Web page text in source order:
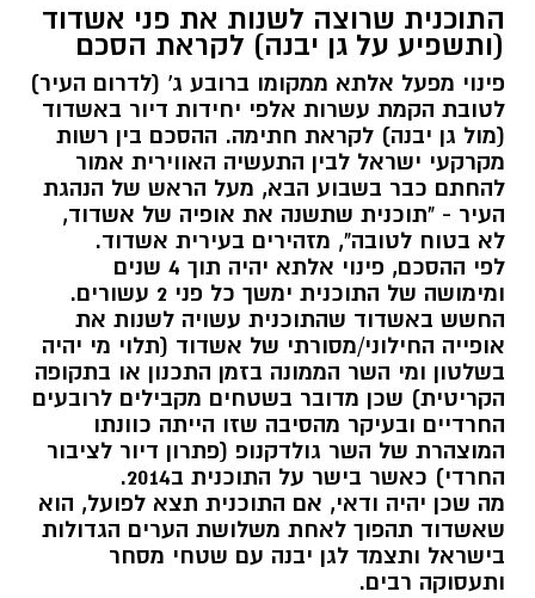
התוכנית שרוצה לשנות את פני אשדוד
(ותשפיע על גן יבנה) לקראת הסכם
פינוי מפעל אלתא ממקומו ברובע ג' (לדרום העיר)
לטובת הקמת עשרות אלפי יחידות דיור באשדוד
(מול גן יבנה) לקראת חתימה. ההסכם בין רשות
מקרקעי ישראל לבין התעשיה האווירית אמור
להחתם כבר בשבוע הבא, מעל הראש של הנהגת
העיר - "תוכנית שתשנה את אופיה של אשדוד,
לא בטוח לטובה", מזהירים בעירית אשדוד.
לפי ההסכם, פינוי אלתא יהיה תוך 4 שנים
ומימושה של התוכנית ימשך כל פני 2 עשורים.
החשש באשדוד שהתוכנית עשויה לשנות את
אופייה החילוני/מסורתי של אשדוד (תלוי מי יהיה
בשלטון ומי השר הממונה בזמן התכנון או בתקופה
הקריטית) שכן מדובר בשטחים מקבילים לרובעים
החרדיים ובעיקר מהסיבה שזו הייתה כוונתו
המוצהרת של השר גולדקנופ (פתרון דיור לציבור
החרדי) כאשר בישר על התוכנית ב2014.
מה שכן יהיה ודאי, אם התוכנית תצא לפועל, הוא
שאשדוד תהפוך לאחת משלושת הערים הגדולות
בישראל ותצמד לגן יבנה עם שטחי מסחר
ותעסוקה רבים.